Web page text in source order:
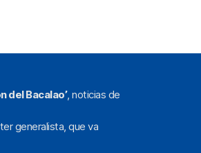
del Bacalao’, noticias de
generalista, que va